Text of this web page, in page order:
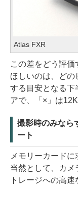
Atlas FXR
この差をどう評
ほしいのは、ど
する目安となる下
アで、「×」は
撮影時のみなら
ート
メモリーカード
当然として、カメ
トレージへの高